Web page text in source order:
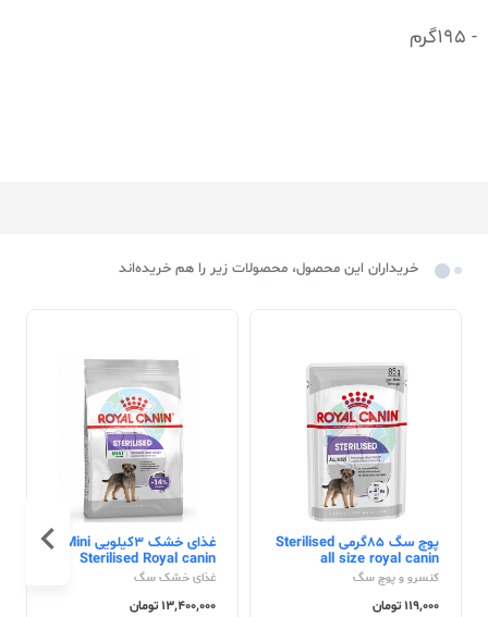
- 195گرم
خریداران این محصول، محصولات زیر را هم خریده‌اند
پوچ سگ 85گرمی Sterilised
all size royal canin
کنسرو و پوچ سگ
119,000 تومان
غذای خشک 3کیلویی Mini
Sterilised Royal canin
غذای خشک سگ
13,400,000 تومان